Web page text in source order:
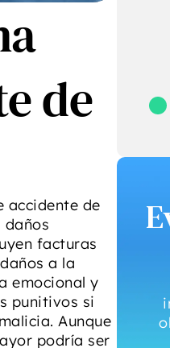
de
accidente de
daños
facturas
a la
emocional y
punitivos si
Aunque
podría ser